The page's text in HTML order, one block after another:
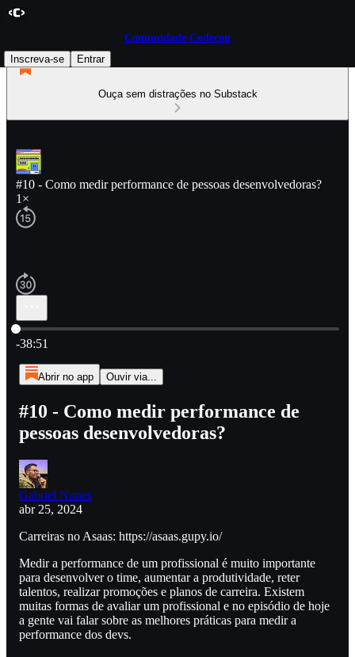
Comunidade Codecon
Inscreva-se
Entrar
Ouça sem distrações no Substack
#10 - Como medir performance de pessoas desenvolvedoras?
1×
Hora atual: 0:00 / Tempo total: -38:51
-38:51
Abrir no app Ouvir via...
#10 - Como medir performance de
pessoas desenvolvedoras?
Gabriel Nunes
abr 25, 2024
Carreiras no Asaas: https://asaas.gupy.io/
Medir a performance de um profissional é muito importante
para desenvolver o time, aumentar a produtividade, reter
talentos, realizar promoções e planos de carreira. Existem
muitas formas de avaliar um profissional e no episódio de hoje
a gente vai falar sobre as melhores práticas para medir a
performance dos devs.